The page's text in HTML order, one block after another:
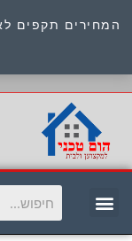
המחירים תקפים